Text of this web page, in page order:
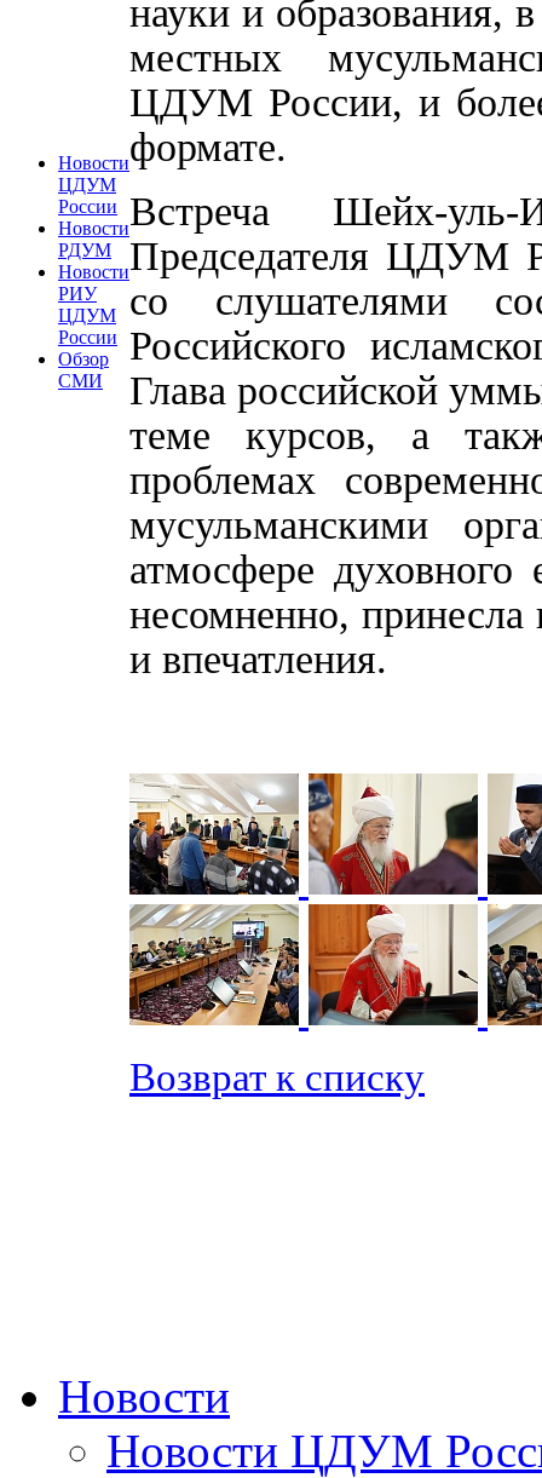
Новости
ЦДУМ
России
Новости
РДУМ
Новости
РИУ
ЦДУМ
России
Обзор
СМИ
науки и образования,
местных
ЦДУМ России, и
формате.
Встреча Шейх-
Председателя ЦДУМ
со слушателями
Российского
Глава российской
теме курсов, а
проблемах
мусульманскими
атмосфере
несомненно,
и впечатления.
Возврат к списку
Новости
Новости ЦДУМ